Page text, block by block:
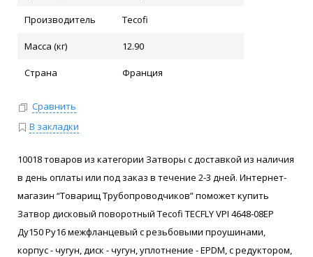
Производитель Tecofi
Масса (кг) 12.90
Страна Франция
Сравнить
В закладки
10018 товаров из категории Затворы с доставкой из наличия
в день оплаты или под заказ в течение 2-3 дней. Интернет-
магазин “Товарищ Трубопроводчиков” поможет купить
Затвор дисковый поворотный Tecofi TECFLY VPI 4648-08EP
Ду150 Ру16 межфланцевый с резьбовыми проушинами,
корпус - чугун, диск - чугун, уплотнение - EPDM, с редуктором,